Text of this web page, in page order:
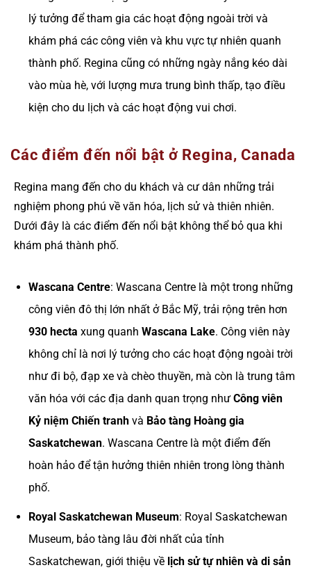
lý tưởng để tham gia các hoạt động ngoài trời và
khám phá các công viên và khu vực tự nhiên quanh
thành phố. Regina cũng có những ngày nắng kéo dài
vào mùa hè, với lượng mưa trung bình thấp, tạo điều
kiện cho du lịch và các hoạt động vui chơi.
Các điểm đến nổi bật ở Regina, Canada
Regina mang đến cho du khách và cư dân những trải
nghiệm phong phú về văn hóa, lịch sử và thiên nhiên.
Dưới đây là các điểm đến nổi bật không thể bỏ qua khi
khám phá thành phố.
Wascana Centre: Wascana Centre là một trong những
công viên đô thị lớn nhất ở Bắc Mỹ, trải rộng trên hơn
930 hecta xung quanh Wascana Lake. Công viên này
không chỉ là nơi lý tưởng cho các hoạt động ngoài trời
như đi bộ, đạp xe và chèo thuyền, mà còn là trung tâm
văn hóa với các địa danh quan trọng như Công viên
Kỷ niệm Chiến tranhvà Bảo tàng Hoàng gia
Saskatchewan. Wascana Centre là một điểm đến
hoàn hảo để tận hưởng thiên nhiên trong lòng thành
phố.
Royal Saskatchewan Museum: Royal Saskatchewan
Museum, bảo tàng lâu đời nhất của tỉnh
Saskatchewan, giới thiệu về lịch sử tự nhiên và di sản